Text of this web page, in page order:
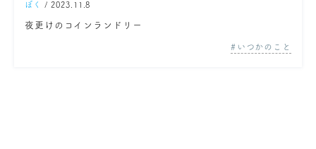
ぼく / 2023.11.8
夜更けのコインランドリー
いつかのこと